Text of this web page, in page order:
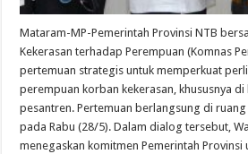
Mataram-MP-Pemerintah Provinsi NTB
Kekerasan terhadap Perempuan (Komnas
pertemuan strategis untuk memperkuat
perempuan korban kekerasan, khususnya
pesantren. Pertemuan berlangsung di
pada Rabu (28/5). Dalam dialog tersebut,
menegaskan komitmen Pemerintah